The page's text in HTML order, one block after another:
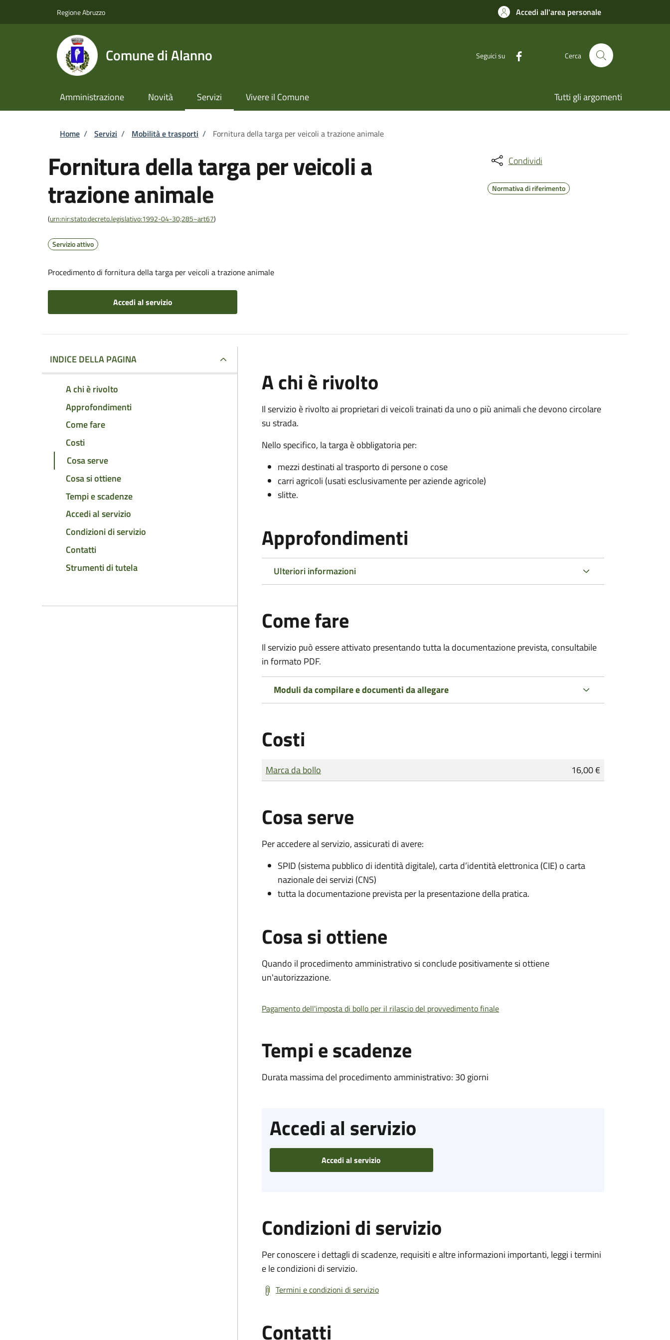
Regione Abruzzo Accedi all'area personale
Comune di Alanno Seguici su Cerca
Amministrazione Novità Servizi Vivere il Comune Tutti gli argomenti
Briciole di pane
Home / Servizi / Mobilità e trasporti / Fornitura della targa per veicoli a trazione animale
Fornitura della targa per veicoli a
trazione animale
(urn:nir:stato:decreto.legislativo:1992-04-30;285~art67)
Servizio attivo
Procedimento di fornitura della targa per veicoli a trazione animale
Accedi al servizio
Condividi
Normativa di riferimento
INDICE DELLA PAGINA
A chi è rivolto
Approfondimenti
Come fare
Costi
Cosa serve
Cosa si ottiene
Tempi e scadenze
Accedi al servizio
Condizioni di servizio
Contatti
Strumenti di tutela
A chi è rivolto
Il servizio è rivolto ai proprietari di veicoli trainati da uno o più animali che devono circolare
su strada.
Nello specifico, la targa è obbligatoria per:
mezzi destinati al trasporto di persone o cose
carri agricoli (usati esclusivamente per aziende agricole)
slitte.
Approfondimenti
Ulteriori informazioni
Come fare
Il servizio può essere attivato presentando tutta la documentazione prevista, consultabile
in formato PDF.
Moduli da compilare e documenti da allegare
Costi
Tipo di pagamento
Importo
Marca da bollo 16,00 €
Cosa serve
Per accedere al servizio, assicurati di avere:
SPID (sistema pubblico di identità digitale), carta d’identità elettronica (CIE) o carta
nazionale dei servizi (CNS)
tutta la documentazione prevista per la presentazione della pratica.
Cosa si ottiene
Quando il procedimento amministrativo si conclude positivamente si ottiene
un'autorizzazione.
Pagamento dell'imposta di bollo per il rilascio del provvedimento finale
Tempi e scadenze
Durata massima del procedimento amministrativo: 30 giorni
Accedi al servizio
Accedi al servizio
Condizioni di servizio
Per conoscere i dettagli di scadenze, requisiti e altre informazioni importanti, leggi i termini
e le condizioni di servizio.
Termini e condizioni di servizio
Contatti